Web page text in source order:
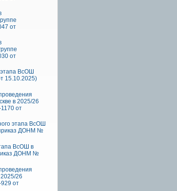
от
от
этапа ВсОШ
15.10.2025)
в 2025/26
от
этапа ВсОШ
ДОНМ №
ВсОШ в
ДОНМ №
26
от